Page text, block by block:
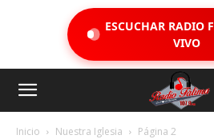
ESCUCHAR RADIO
VIVO
Inicio Nuestra Iglesia Página 2